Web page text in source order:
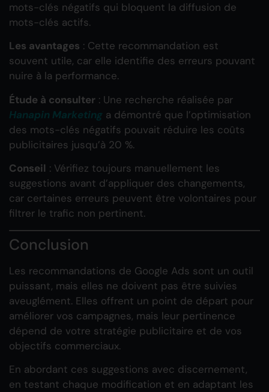
mots-clés négatifs qui bloquent la diffusion de
mots-clés actifs.
Les avantages : Cette recommandation est
souvent utile, car elle identifie des erreurs pouvant
nuire à la performance.
Étude à consulter : Une recherche réalisée par
Hanapin Marketing a démontré que l’optimisation
des mots-clés négatifs pouvait réduire les coûts
publicitaires jusqu’à 20 %.
Conseil : Vérifiez toujours manuellement les
suggestions avant d’appliquer des changements,
car certaines erreurs peuvent être volontaires pour
filtrer le trafic non pertinent.
Conclusion
Les recommandations de Google Ads sont un outil
puissant, mais elles ne doivent pas être suivies
aveuglément. Elles offrent un point de départ pour
améliorer vos campagnes, mais leur pertinence
dépend de votre stratégie publicitaire et de vos
objectifs commerciaux.
En abordant ces suggestions avec discernement,
en testant chaque modification et en adaptant les